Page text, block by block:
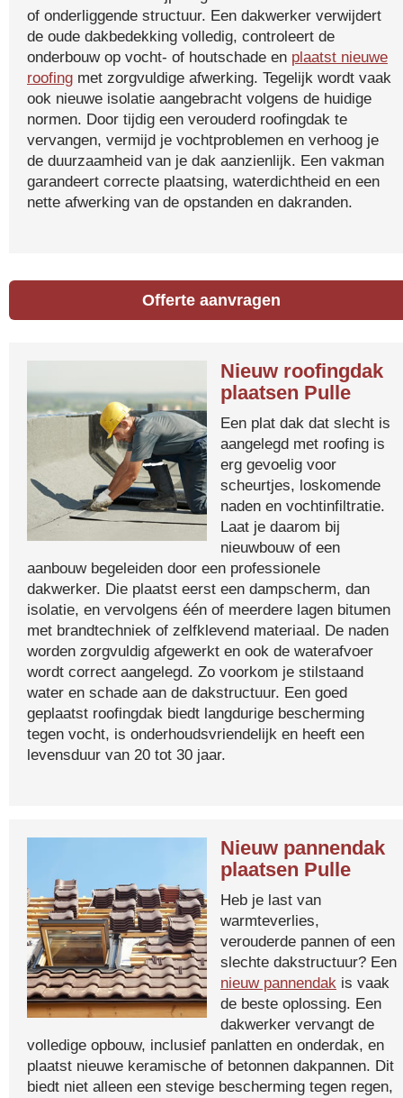
of onderliggende structuur. Een dakwerker verwijdert
de oude dakbedekking volledig, controleert de
onderbouw op vocht- of houtschade en plaatst nieuwe
roofing met zorgvuldige afwerking. Tegelijk wordt vaak
ook nieuwe isolatie aangebracht volgens de huidige
normen. Door tijdig een verouderd roofingdak te
vervangen, vermijd je vochtproblemen en verhoog je
de duurzaamheid van je dak aanzienlijk. Een vakman
garandeert correcte plaatsing, waterdichtheid en een
nette afwerking van de opstanden en dakranden.
Offerte aanvragen
Nieuw roofingdak
plaatsen Pulle
Een plat dak dat slecht is
aangelegd met roofing is
erg gevoelig voor
scheurtjes, loskomende
naden en vochtinfiltratie.
Laat je daarom bij
nieuwbouw of een
aanbouw begeleiden door een professionele
dakwerker. Die plaatst eerst een dampscherm, dan
isolatie, en vervolgens één of meerdere lagen bitumen
met brandtechniek of zelfklevend materiaal. De naden
worden zorgvuldig afgewerkt en ook de waterafvoer
wordt correct aangelegd. Zo voorkom je stilstaand
water en schade aan de dakstructuur. Een goed
geplaatst roofingdak biedt langdurige bescherming
tegen vocht, is onderhoudsvriendelijk en heeft een
levensduur van 20 tot 30 jaar.
Nieuw pannendak
plaatsen Pulle
Heb je last van
warmteverlies,
verouderde pannen of een
slechte dakstructuur? Een
nieuw pannendak is vaak
de beste oplossing. Een
dakwerker vervangt de
volledige opbouw, inclusief panlatten en onderdak, en
plaatst nieuwe keramische of betonnen dakpannen. Dit
biedt niet alleen een stevige bescherming tegen regen,